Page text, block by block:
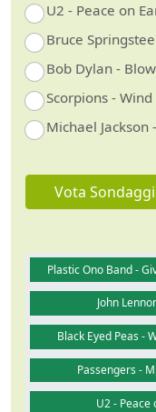
U2 - Peace on
Bruce
Bob Dylan -
Scorpions -
Michael Jackson
Vota
Plastic Ono Band -
John
Black Eyed Peas -
Passengers -
U2 - Peace